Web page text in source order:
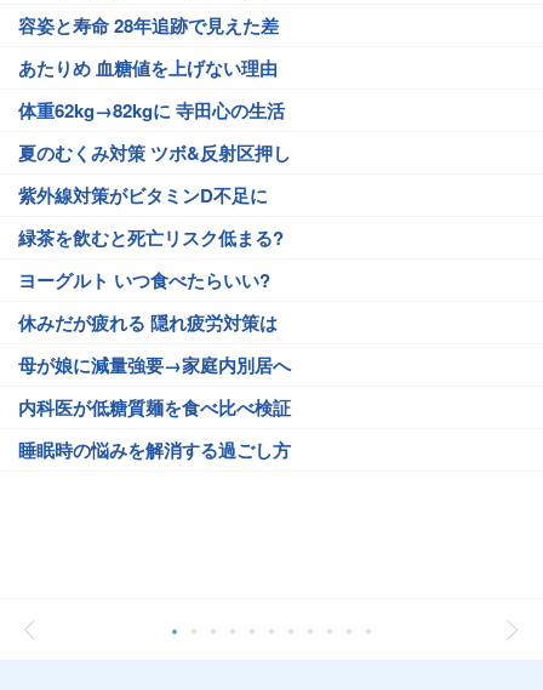
容姿と寿命 28年追跡で見えた差
あたりめ 血糖値を上げない理由
体重62kg→82kgに 寺田心の生活
夏のむくみ対策 ツボ&反射区押し
紫外線対策がビタミンD不足に
緑茶を飲むと死亡リスク低まる?
ヨーグルト いつ食べたらいい?
休みだが疲れる 隠れ疲労対策は
母が娘に減量強要→家庭内別居へ
内科医が低糖質麺を食べ比べ検証
睡眠時の悩みを解消する過ごし方